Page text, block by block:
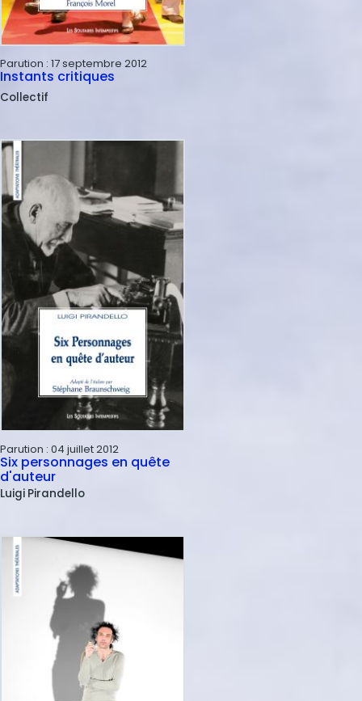
Parution : 17 septembre 2012
Instants critiques
Collectif
Parution : 04 juillet 2012
Six personnages en quête
d'auteur
Luigi Pirandello